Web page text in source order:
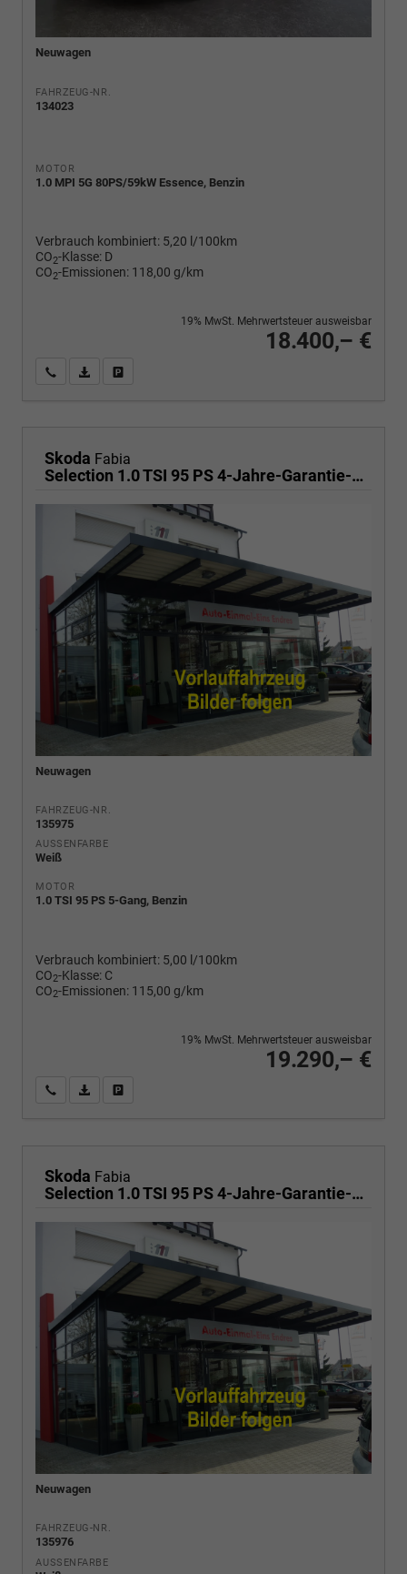
Neuwagen
FAHRZEUG-NR.
134023
MOTOR
1.0 MPI 5G 80PS/59kW Essence, Benzin
Verbrauch kombiniert: 5,20 l/100km
CO2-Klasse: D
CO2-Emissionen: 118,00 g/km
18.400,– €
19% MwSt. Mehrwertsteuer ausweisbar
Wir rufen Sie anPDF-Fahrzeugexposé drucken
Skoda Fabia
Selection 1.0 TSI 95 PS 4-Jahre-Garantie-AppleCarPlay-AndroidAuto-LED-PDC-Sitzheizung-DAB-Klima
Neuwagen
FAHRZEUG-NR.
135975
AUSSENFARBE
Weiß
MOTOR
1.0 TSI 95 PS 5-Gang, Benzin
Verbrauch kombiniert: 5,00 l/100km
CO2-Klasse: C
CO2-Emissionen: 115,00 g/km
19.290,– €
19% MwSt. Mehrwertsteuer ausweisbar
Wir rufen Sie anPDF-Fahrzeugexposé drucken
Skoda Fabia
Selection 1.0 TSI 95 PS 4-Jahre-Garantie-AppleCarPlay-AndroidAuto-LED-PDC-Sitzheizung-DAB-Klima
Neuwagen
FAHRZEUG-NR.
135976
AUSSENFARBE